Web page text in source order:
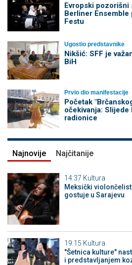
Evropski pozorišni
Berliner Ensemble
Festu
Ugostio predstavnike
Nikšić: SFF je
BiH
Prvio dio manifestacije
Početak
očekivanja:
radionice
Najnovije Najčitanije
14:37 Kultura
Meksički
gostuje u Sarajevu
19:15 Kultura
"Šetnica kulture"
i predstavljanjem